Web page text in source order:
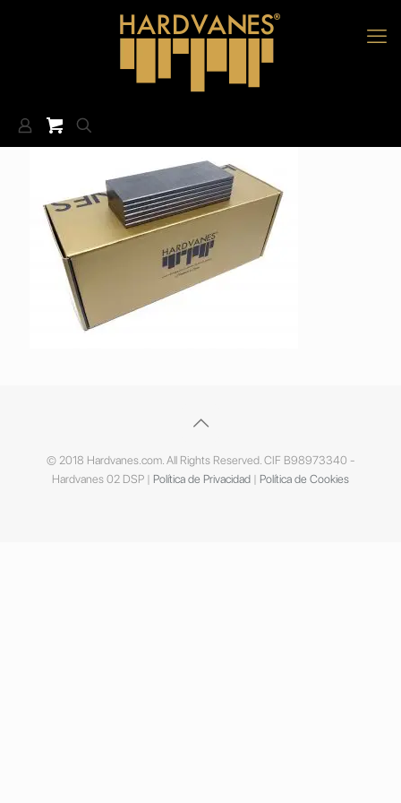
© 2018 Hardvanes.com. All Rights Reserved. CIF B98973340 -
Hardvanes 02 DSP | Política de Privacidad | Política de Cookies